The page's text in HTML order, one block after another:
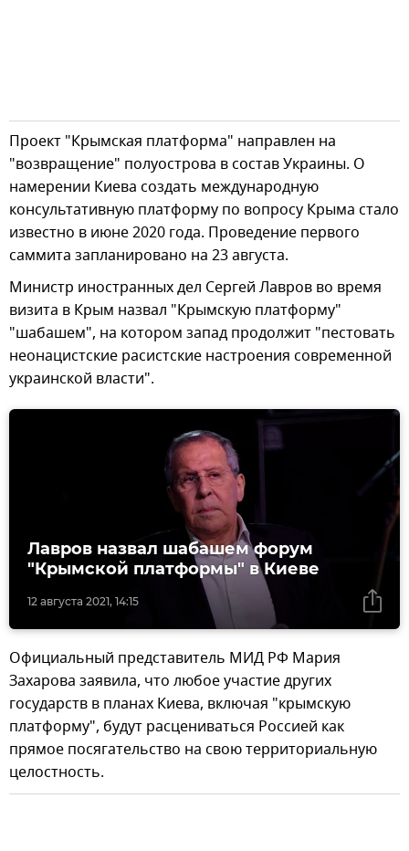
Проект "Крымская платформа" направлен на
"возвращение" полуострова в состав Украины. О
намерении Киева создать международную
консультативную платформу по вопросу Крыма стало
известно в июне 2020 года. Проведение первого
саммита запланировано на 23 августа.
Министр иностранных дел Сергей Лавров во время
визита в Крым назвал "Крымскую платформу"
"шабашем", на котором запад продолжит "пестовать
неонацистские расистские настроения современной
украинской власти".
12 августа 2021, 14:15
Лавров назвал шабашем форум
"Крымской платформы" в Киеве
Официальный представитель МИД РФ Мария
Захарова заявила, что любое участие других
государств в планах Киева, включая "крымскую
платформу", будут расцениваться Россией как
прямое посягательство на свою территориальную
целостность.